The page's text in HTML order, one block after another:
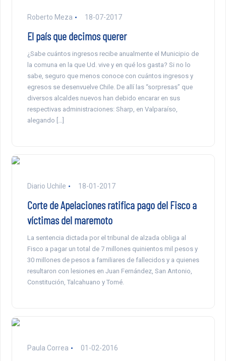
Roberto Meza 18-07-2017
El país que decimos querer
¿Sabe cuántos ingresos recibe anualmente el Municipio de
la comuna en la que Ud. vive y en qué los gasta? Si no lo
sabe, seguro que menos conoce con cuántos ingresos y
egresos se desenvuelve Chile. De allí las “sorpresas” que
diversos alcaldes nuevos han debido encarar en sus
respectivas administraciones: Sharp, en Valparaíso,
alegando […]
Diario Uchile 18-01-2017
Corte de Apelaciones ratifica pago del Fisco a
víctimas del maremoto
La sentencia dictada por el tribunal de alzada obliga al
Fisco a pagar un total de 7 millones quinientos mil pesos y
30 millones de pesos a familiares de fallecidos y a quienes
resultaron con lesiones en Juan Fernández, San Antonio,
Constitución, Talcahuano y Tomé.
Paula Correa 01-02-2016